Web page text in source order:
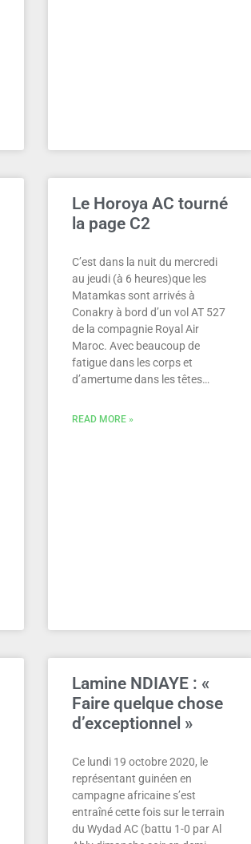
Le Horoya AC tourné
la page C2
C’est dans la nuit du mercredi
au jeudi (à 6 heures)que les
Matamkas sont arrivés à
Conakry à bord d’un vol AT 527
de la compagnie Royal Air
Maroc. Avec beaucoup de
fatigue dans les corps et
d’amertume dans les têtes…
READ MORE »
Lamine NDIAYE : «
Faire quelque chose
d’exceptionnel »
Ce lundi 19 octobre 2020, le
représentant guinéen en
campagne africaine s’est
entraîné cette fois sur le terrain
du Wydad AC (battu 1-0 par Al